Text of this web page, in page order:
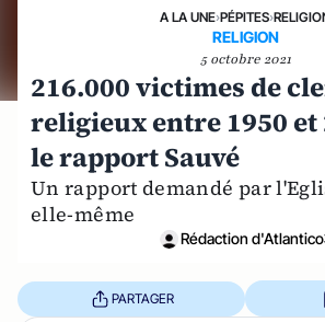
A LA UNE›PÉPITES›
RELIGION
5 octobre 2021
216.000 victimes de
religieux entre 1950 et
le rapport Sauvé
Un rapport demandé par
elle-même
Rédaction d'Atlantico
PARTAGER